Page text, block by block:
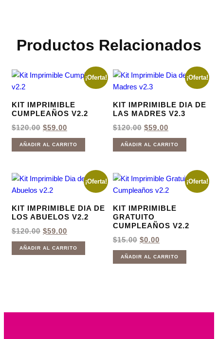
Productos Relacionados
¡Oferta!
KIT IMPRIMIBLE
CUMPLEAÑOS V2.2
$120.00 EL
ORIGINAL
ERA:
$59.00
ACTUAL
ES:
AÑADIR AL CARRITO
¡Oferta!
KIT IMPRIMIBLE DIA DE
LAS MADRES V2.3
$120.00 EL
ORIGINAL
ERA:
$59.00
ACTUAL
ES:
AÑADIR AL CARRITO
¡Oferta!
KIT IMPRIMIBLE DIA DE
LOS ABUELOS V2.2
$120.00 EL
PRECIO
ORIGINAL
ERA:
$59.00
PRECIO
ACTUAL
ES:
AÑADIR AL CARRITO
¡Oferta!
KIT IMPRIMIBLE
GRATUITO
CUMPLEAÑOS V2.2
$15.00 EL
PRECIO
ORIGINAL
ERA:
$0.00
PRECIO
ACTUAL
ES:
AÑADIR AL CARRITO